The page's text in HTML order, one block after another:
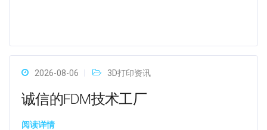
2026-08-06 3D打印资讯
诚信的FDM技术工厂
阅读详情